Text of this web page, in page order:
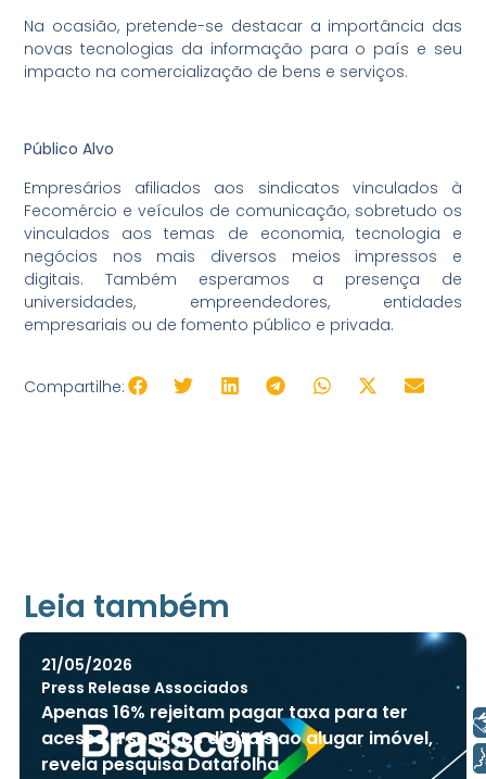
Na ocasião, pretende-se destacar a importância das
novas tecnologias da informação para o país e seu
impacto na comercialização de bens e serviços.
Público Alvo
Empresários afiliados aos sindicatos vinculados à
Fecomércio e veículos de comunicação, sobretudo os
vinculados aos temas de economia, tecnologia e
negócios nos mais diversos meios impressos e
digitais. Também esperamos a presença de
universidades, empreendedores, entidades
empresariais ou de fomento público e privada.
Compartilhe:
Leia também
21/05/2026
Press Release Associados
Apenas 16% rejeitam pagar taxa para ter
acesso a serviços digitais ao alugar imóvel,
revela pesquisa Datafolha
Libras
Voz